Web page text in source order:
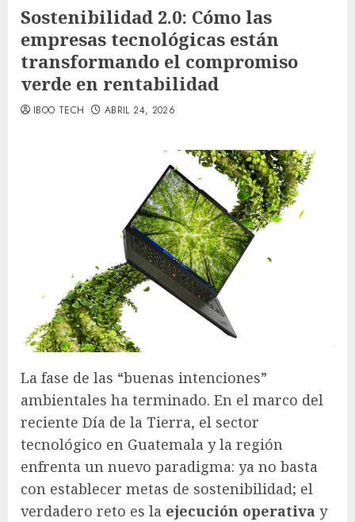
Sostenibilidad 2.0: Cómo las
empresas tecnológicas están
transformando el compromiso
verde en rentabilidad
IBOO TECH ABRIL 24, 2026
La fase de las “buenas intenciones”
ambientales ha terminado. En el marco del
reciente Día de la Tierra, el sector
tecnológico en Guatemala y la región
enfrenta un nuevo paradigma: ya no basta
con establecer metas de sostenibilidad; el
verdadero reto es la ejecución operativa y